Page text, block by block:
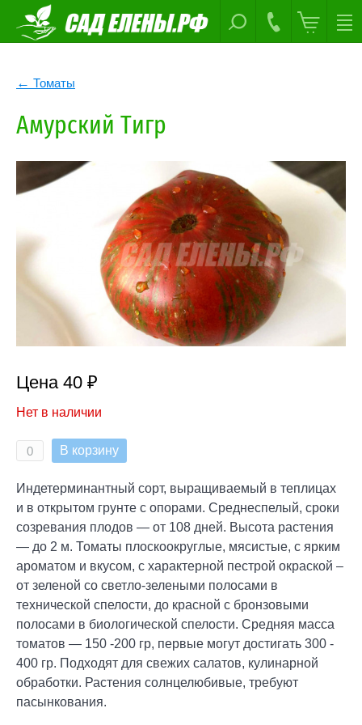
Томаты
Амурский Тигр
Цена 40 ₽
Нет в наличии
В корзину
Индетерминантный сорт, выращиваемый в теплицах
и в открытом грунте с опорами. Среднеспелый, сроки
созревания плодов — от 108 дней. Высота растения
— до 2 м. Томаты плоскоокруглые, мясистые, с ярким
ароматом и вкусом, с характерной пестрой окраской –
от зеленой со светло-зелеными полосами в
технической спелости, до красной с бронзовыми
полосами в биологической спелости. Средняя масса
томатов — 150 -200 гр, первые могут достигать 300 -
400 гр. Подходят для свежих салатов, кулинарной
обработки. Растения солнцелюбивые, требуют
пасынкования.